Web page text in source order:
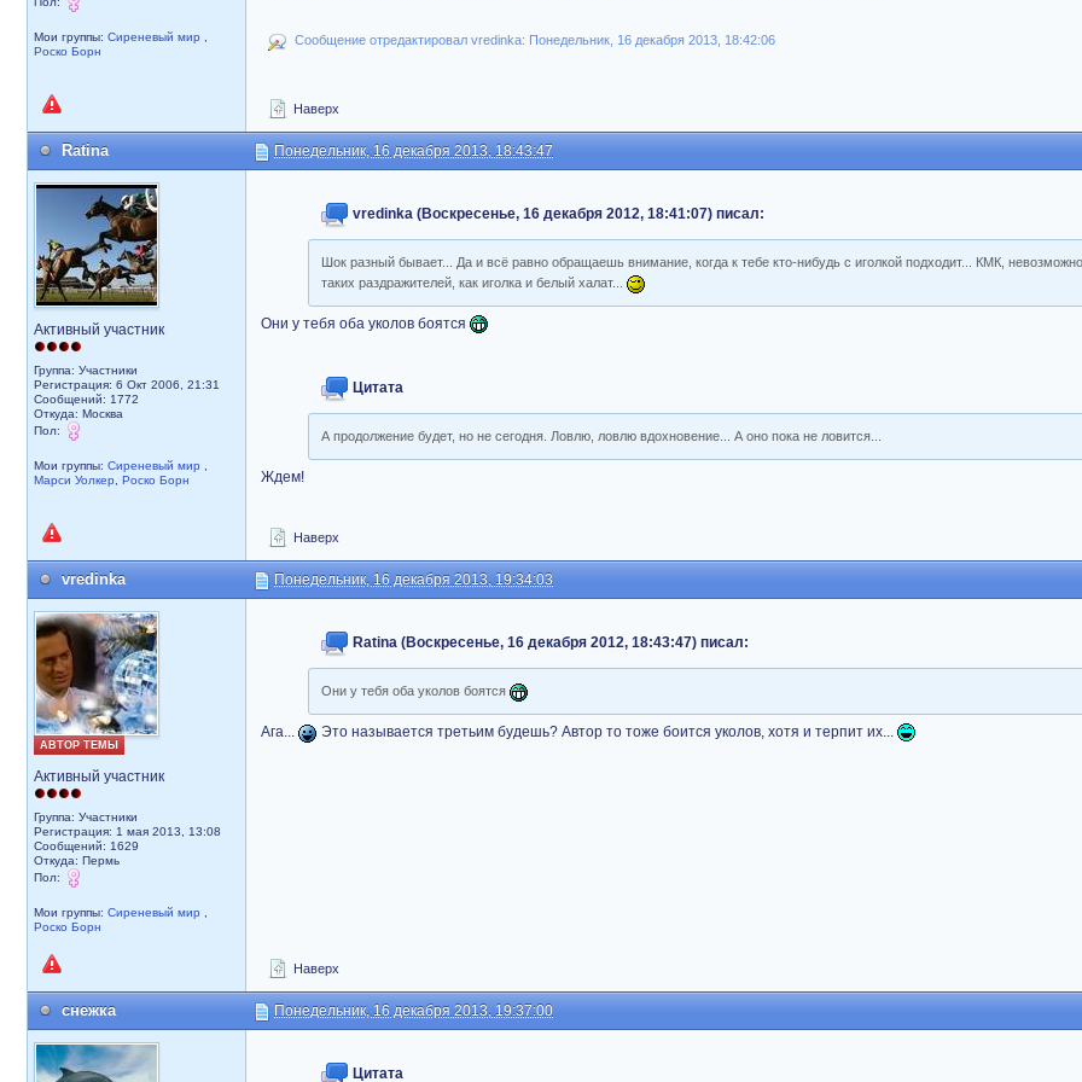
Мои группы: Сиреневый мир
Роско Борн
Сообщение отредактировал vredinka: Понедельник, 16 декабря 2013, 18:42:06
Наверх
Ratina Понедельник, 16 декабря 2013, 18:43:47
Активный участник
Группа: Участники
Регистрация: 6 Окт 2006, 21:31
Сообщений: 1772
Откуда: Москва
Пол:
Мои группы: Сиреневый мир
Марси Уолкер
Роско Борн
vredinka (Воскресенье, 16 декабря 2012, 18:41:07) писал:
Шок разный бывает... Да и всё равно обращаешь внимание, когда к тебе кто-нибудь с иголкой подходит... КМК,
таких раздражителей, как иголка и белый халат...
Они у тебя оба уколов боятся
Цитата
А продолжение будет, но не сегодня. Ловлю, ловлю вдохновение... А оно пока не ловится...
Ждем!
Наверх
vredinka Понедельник, 16 декабря 2013, 19:34:03
АВТОР ТЕМЫ
Активный участник
Группа: Участники
Регистрация: 1 мая 2013, 13:08
Сообщений: 1629
Откуда: Пермь
Пол:
Мои группы: Сиреневый мир
Роско Борн
Ratina (Воскресенье, 16 декабря 2012, 18:43:47) писал:
Они у тебя оба уколов боятся
Ага... Это называется третьим будешь? Автор то тоже боится уколов, хотя и терпит их...
Наверх
снежка Понедельник, 16 декабря 2013, 19:37:00
Цитата